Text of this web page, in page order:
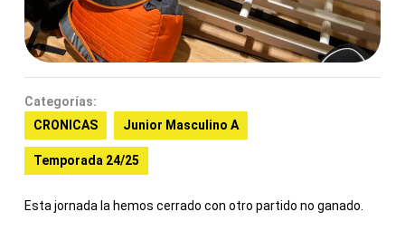
Categorías:
CRONICAS
Junior Masculino A
Temporada 24/25
Esta jornada la hemos cerrado con otro partido no ganado.